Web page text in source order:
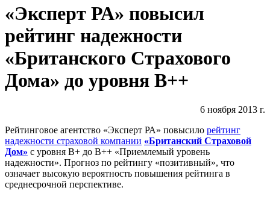
«Эксперт РА» повысил
рейтинг надежности
«Британского Страхового
Дома» до уровня В++
6 ноября 2013 г.
Рейтинговое агентство «Эксперт РА» повысило рейтинг
надежности страховой компании «Британский Страховой
Дом» с уровня В+ до В++ «Приемлемый уровень
надежности». Прогноз по рейтингу «позитивный», что
означает высокую вероятность повышения рейтинга в
среднесрочной перспективе.